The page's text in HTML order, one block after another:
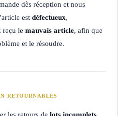
dès réception et nous
est défectueux,
reçu le mauvais article, afin que
et le résoudre.
RETOURNABLES